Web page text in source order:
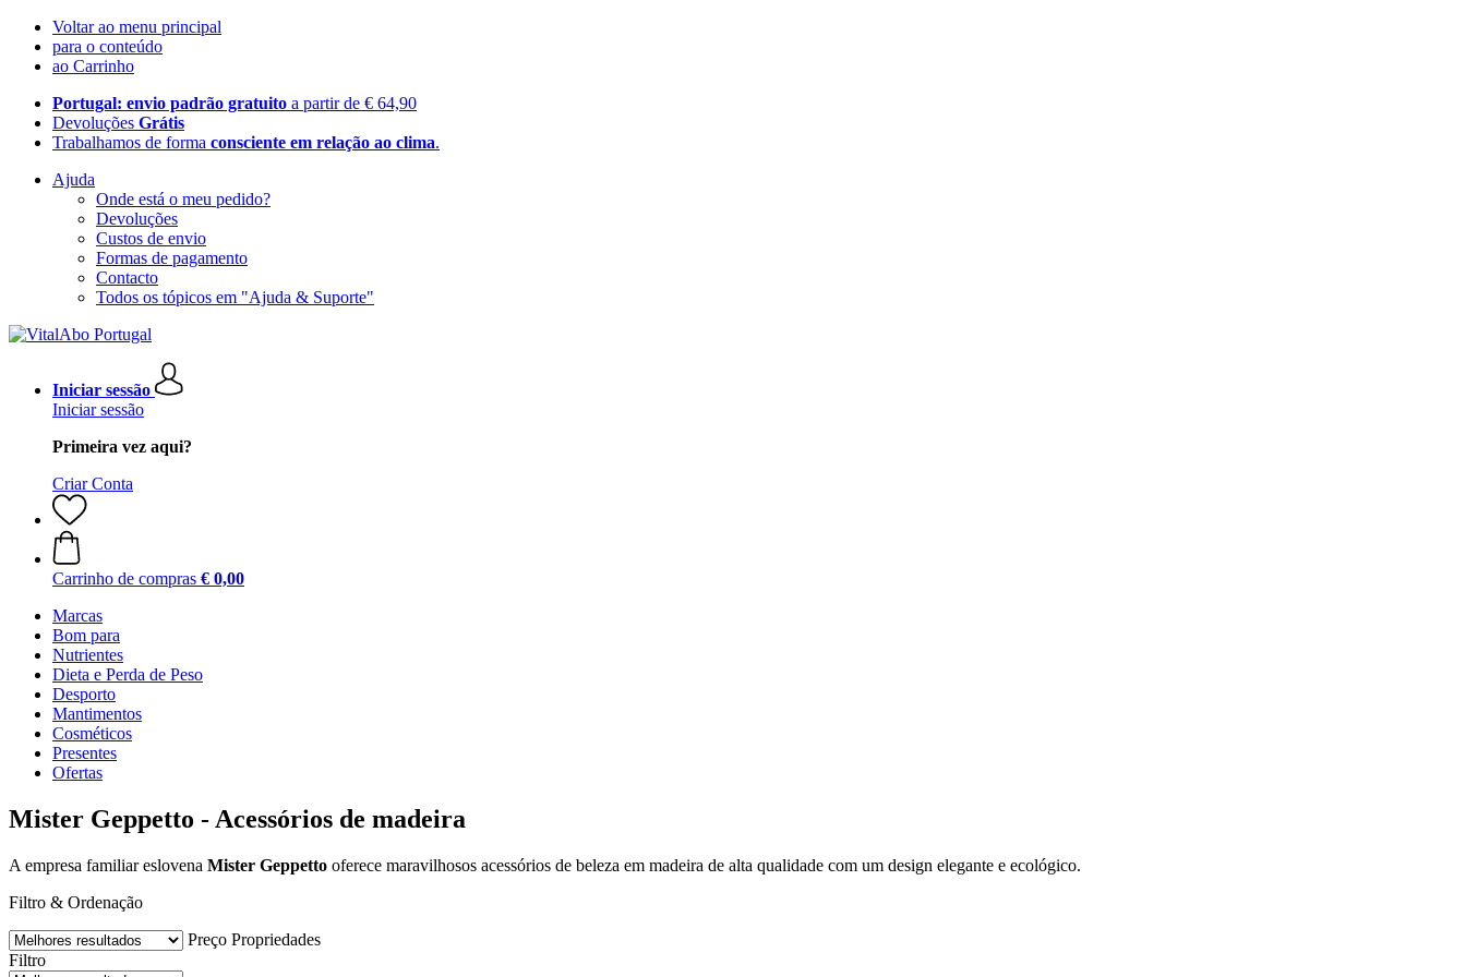
Voltar ao menu principal
para o conteúdo
ao Carrinho
Portugal: envio padrão gratuito a partir de € 64,90
Devoluções Grátis
Trabalhamos de forma consciente em relação ao clima.
Ajuda
Onde está o meu pedido?
Devoluções
Custos de envio
Formas de pagamento
Contacto
Todos os tópicos em "Ajuda & Suporte"
Iniciar sessão
Iniciar sessão
Primeira vez aqui?
Criar Conta
Carrinho de compras € 0,00
Marcas
Bom para
Nutrientes
Dieta e Perda de Peso
Desporto
Mantimentos
Cosméticos
Presentes
Ofertas
Mister Geppetto - Acessórios de madeira
A empresa familiar eslovena Mister Geppetto oferece maravilhosos acessórios de beleza em madeira de alta qualidade com um design elegante e ecológico.
Filtro & Ordenação
Preço Propriedades
Filtro